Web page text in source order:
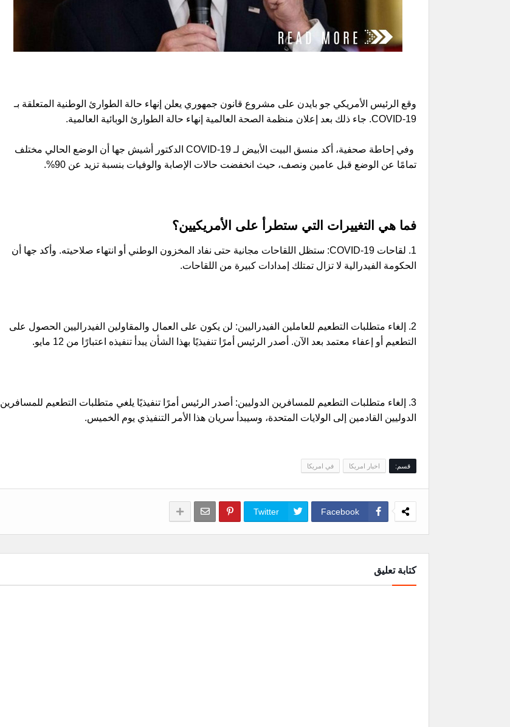
وقع الرئيس الأمريكي جو بايدن على مشروع قانون جمهوري يعلن إنهاء حالة الطوارئ الوطنية المتعلقة بـ
COVID-19. جاء ذلك بعد إعلان منظمة الصحة العالمية إنهاء حالة الطوارئ الوبائية العالمية.
وفي إحاطة صحفية، أكد منسق البيت الأبيض لـ COVID-19 الدكتور أشيش جها أن الوضع الحالي مختلف
تمامًا عن الوضع قبل عامين ونصف، حيث انخفضت حالات الإصابة والوفيات بنسبة تزيد عن 90%.
فما هي التغييرات التي ستطرأ على الأمريكيين؟
1. لقاحات COVID-19: ستظل اللقاحات مجانية حتى نفاد المخزون الوطني أو انتهاء صلاحيته. وأكد جها أن
الحكومة الفيدرالية لا تزال تمتلك إمدادات كبيرة من اللقاحات.
2. إلغاء متطلبات التطعيم للعاملين الفيدراليين: لن يكون على العمال والمقاولين الفيدراليين الحصول على
التطعيم أو إعفاء معتمد بعد الآن. أصدر الرئيس أمرًا تنفيذيًا بهذا الشأن يبدأ تنفيذه اعتبارًا من 12 مايو.
3. إلغاء متطلبات التطعيم للمسافرين الدوليين: أصدر الرئيس أمرًا تنفيذيًا يلغي متطلبات التطعيم للمسافرين
الدوليين القادمين إلى الولايات المتحدة، وسيبدأ سريان هذا الأمر التنفيذي يوم الخميس.
قسم: اخبار امريكا في امريكا
Facebook
Twitter
كتابة تعليق